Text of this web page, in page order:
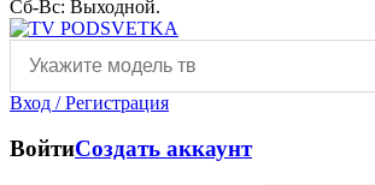
Сб-Вс: Выходной.
Вход / Регистрация
ВойтиСоздать аккаунт